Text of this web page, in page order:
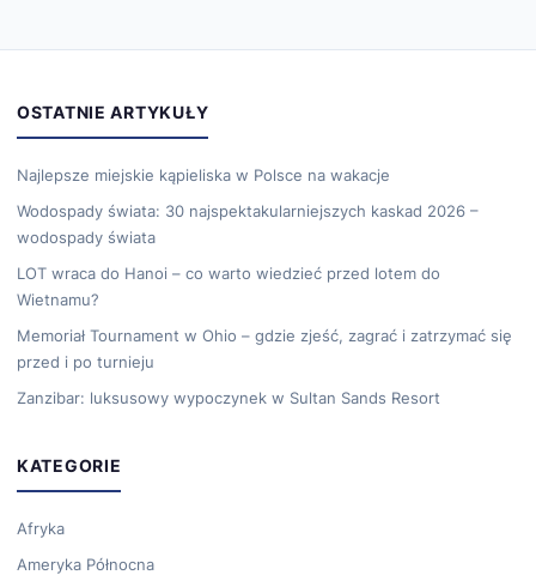
OSTATNIE ARTYKUŁY
Najlepsze miejskie kąpieliska w Polsce na wakacje
Wodospady świata: 30 najspektakularniejszych kaskad 2026 –
wodospady świata
LOT wraca do Hanoi – co warto wiedzieć przed lotem do
Wietnamu?
Memoriał Tournament w Ohio – gdzie zjeść, zagrać i zatrzymać się
przed i po turnieju
Zanzibar: luksusowy wypoczynek w Sultan Sands Resort
KATEGORIE
Afryka
Ameryka Północna